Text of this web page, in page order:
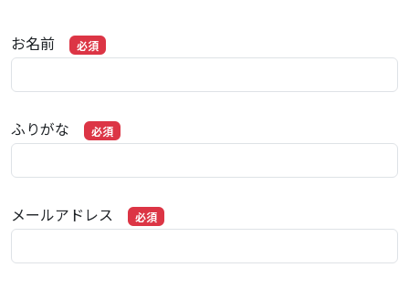
お名前 必須
ふりがな 必須
メールアドレス 必須